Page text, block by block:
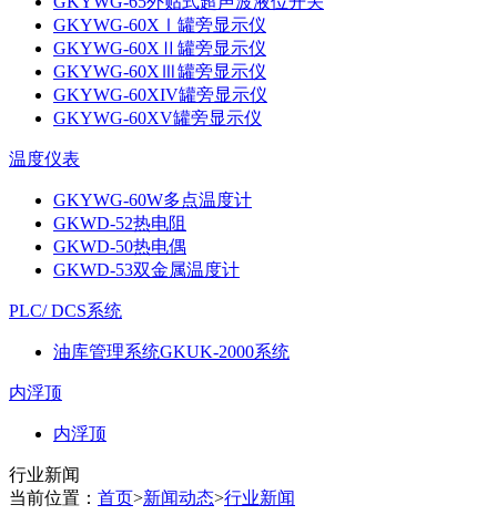
GKYWG-60XⅠ罐旁显示仪
GKYWG-60XⅡ罐旁显示仪
GKYWG-60XⅢ罐旁显示仪
GKYWG-60XIV罐旁显示仪
GKYWG-60XV罐旁显示仪
温度仪表
GKYWG-60W多点温度计
GKWD-52热电阻
GKWD-50热电偶
GKWD-53双金属温度计
PLC/ DCS系统
油库管理系统GKUK-2000系统
内浮顶
内浮顶
行业新闻
当前位置： 首页>新闻动态>行业新闻